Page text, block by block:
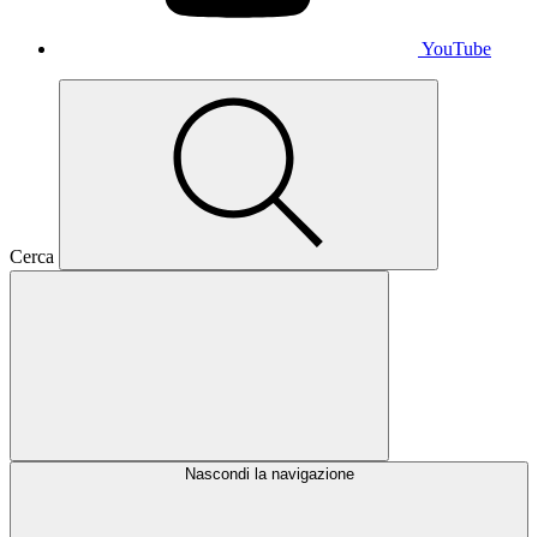
YouTube
Cerca
Nascondi la navigazione